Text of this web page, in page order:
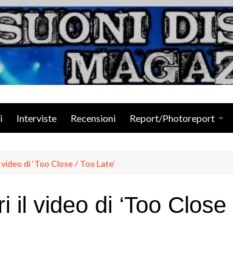
Suoni
Interviste Recensioni Report/Photoreport
di ‘Too Close / Too Late’
il video di ‘Too Close